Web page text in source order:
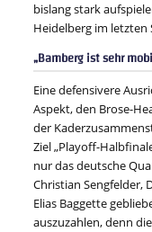
bislang stark
Heidelberg im letzten
„Bamberg ist sehr
Eine defensivere
Aspekt, den Brose-
der
Ziel „Playoff-
nur das deutsche
Christian Sengfelder,
Elias Baggette
auszuzahlen, denn